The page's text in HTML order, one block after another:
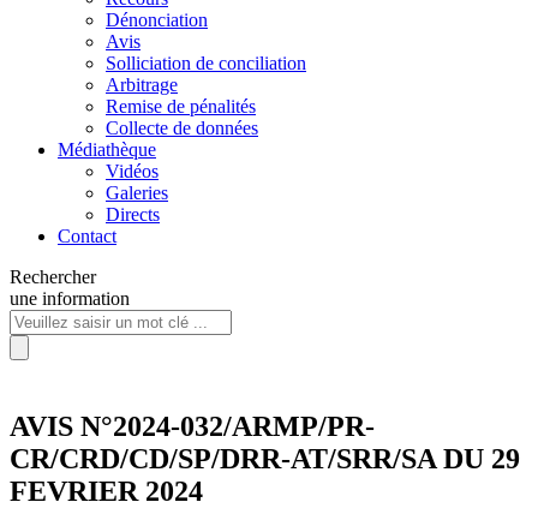
Dénonciation
Avis
Solliciation de conciliation
Arbitrage
Remise de pénalités
Collecte de données
Médiathèque
Vidéos
Galeries
Directs
Contact
Rechercher
une information
AVIS N°2024-032/ARMP/PR-
CR/CRD/CD/SP/DRR-AT/SRR/SA DU 29
FEVRIER 2024